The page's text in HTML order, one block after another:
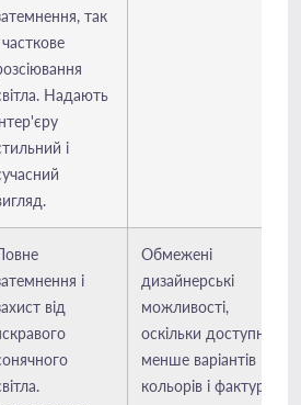
так
часткове
Надають
і
і
від
Обмежені
дизайнерські
можливості,
оскільки доступно
менше варіантів
кольорів і фактур.